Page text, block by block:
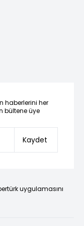
haberlerini her
bültene üye
Kaydet
uygulamasını